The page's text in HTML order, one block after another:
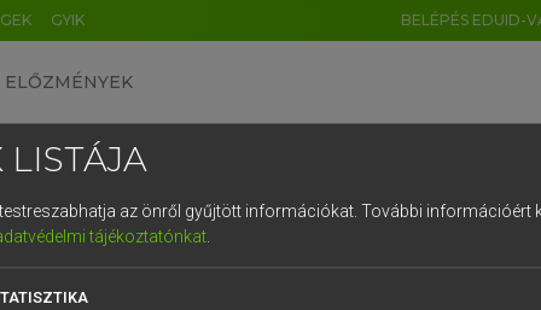
GYIK BELÉPÉS EDUID-
ELŐZMÉNYEK
egyetemes nagyszótár
LISTÁJA
az önről gyűjtött információkat. További információért
tájékoztatónkat.
DE CN FR ES IT NL
1 2 3 4 5 6 7 8 9